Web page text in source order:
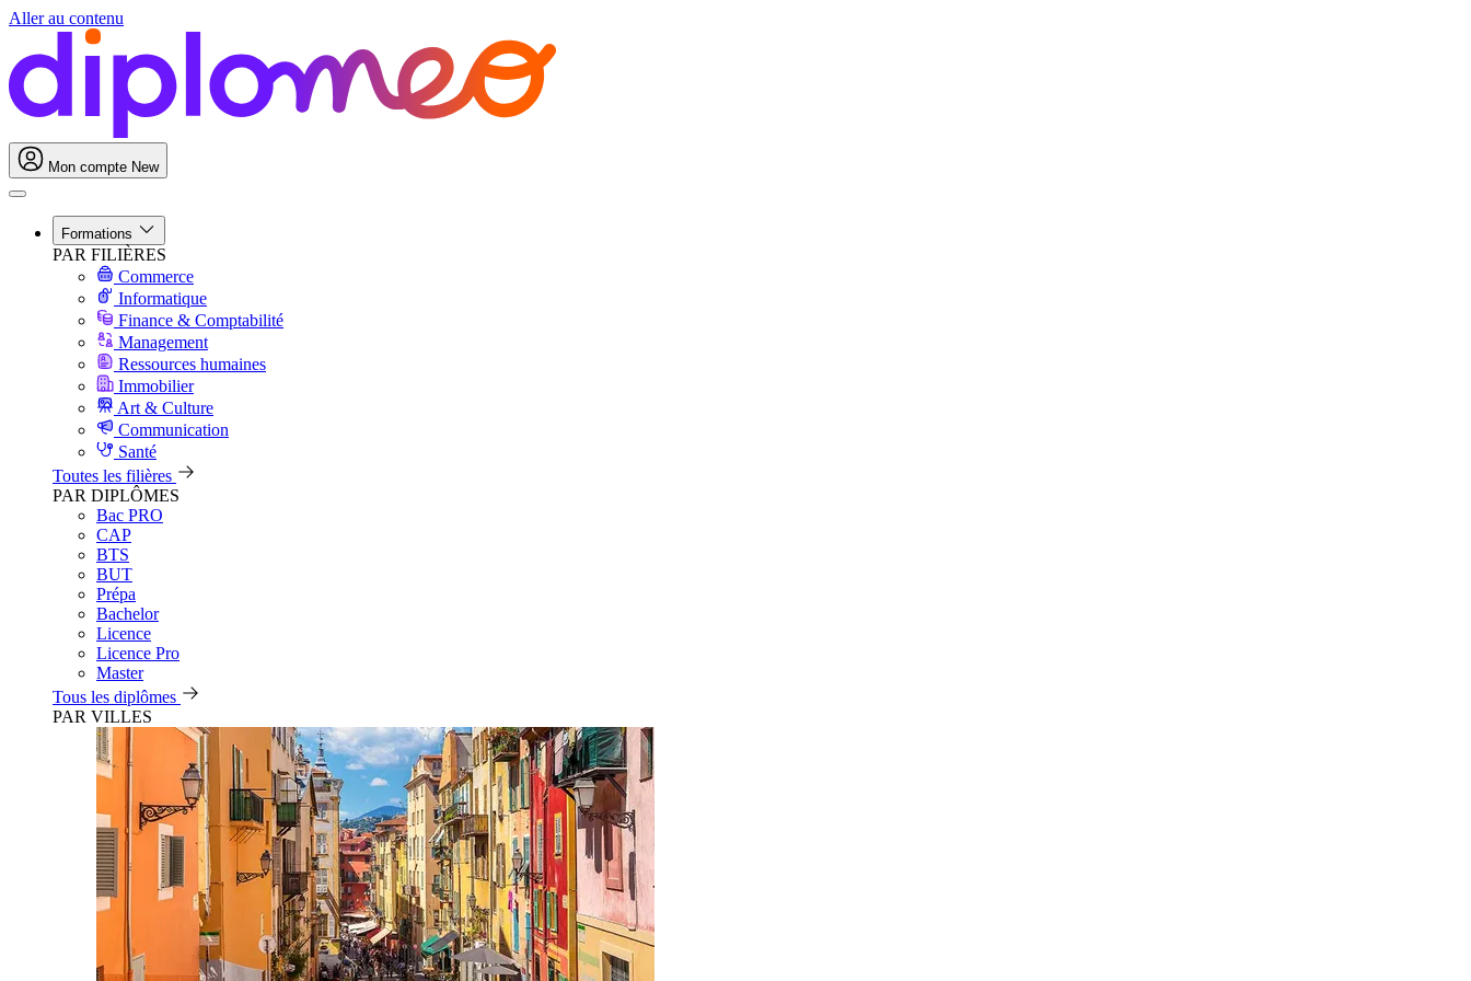
Aller au contenu
Mon compte New
Formations
PAR FILIÈRES
Commerce
Informatique
Finance & Comptabilité
Management
Ressources humaines
Immobilier
Art & Culture
Communication
Santé
Toutes les filières
PAR DIPLÔMES
Bac PRO
CAP
BTS
BUT
Prépa
Bachelor
Licence
Licence Pro
Master
Tous les diplômes
PAR VILLES